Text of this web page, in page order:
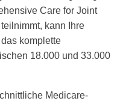
Care for Joint
kann Ihre
komplette
18.000 und 33.000
Medicare-